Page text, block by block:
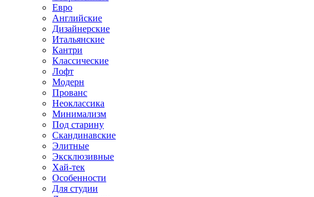
Евро
Английские
Дизайнерские
Итальянские
Кантри
Классические
Лофт
Модерн
Прованс
Неоклассика
Минимализм
Под старину
Скандинавские
Элитные
Эксклюзивные
Хай-тек
Особенности
Для студии